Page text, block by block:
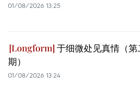
01/08/2026 13:25
于细微处见真情（第
期）
01/08/2026 13:24